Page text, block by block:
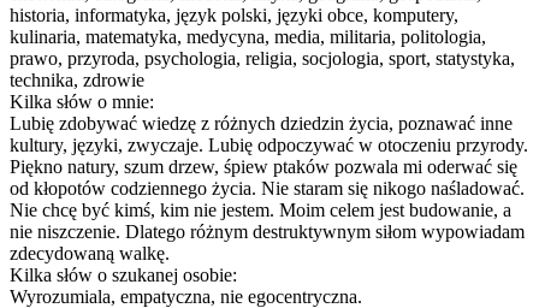
historia, informatyka, język polski, języki obce, komputery,
kulinaria, matematyka, medycyna, media, militaria, politologia,
prawo, przyroda, psychologia, religia, socjologia, sport, statystyka,
technika, zdrowie
Kilka słów o mnie:
Lubię zdobywać wiedzę z różnych dziedzin życia, poznawać inne
kultury, języki, zwyczaje. Lubię odpoczywać w otoczeniu przyrody.
Piękno natury, szum drzew, śpiew ptaków pozwala mi oderwać się
od kłopotów codziennego życia. Nie staram się nikogo naśladować.
Nie chcę być kimś, kim nie jestem. Moim celem jest budowanie, a
nie niszczenie. Dlatego różnym destruktywnym siłom wypowiadam
zdecydowaną walkę.
Kilka słów o szukanej osobie:
Wyrozumiala, empatyczna, nie egocentryczna.